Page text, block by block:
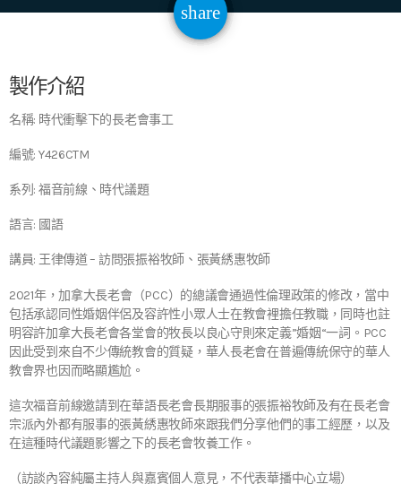
share
email
製作介紹
名稱: 時代衝擊下的長老會事工
編號: Y426CTM
系列: 福音前線、時代議題
語言: 國語
講員: 王律傳道 – 訪問張振裕牧師、張黃綉惠牧師
2021年，加拿大長老會（PCC）的總議會通過性倫理政策的修改，當中
包括承認同性婚姻伴侶及容許性小眾人士在教會裡擔任教職，同時也註
明容許加拿大長老會各堂會的牧長以良心守則來定義”婚姻“一詞。PCC
因此受到來自不少傳統教會的質疑，華人長老會在普遍傳統保守的華人
教會界也因而略顯尷尬。
這次福音前線邀請到在華語長老會長期服事的張振裕牧師及有在長老會
宗派內外都有服事的張黃綉惠牧師來跟我們分享他們的事工經歷，以及
在這種時代議題影響之下的長老會牧養工作。
（訪談內容純屬主持人與嘉賓個人意見，不代表華播中心立場）